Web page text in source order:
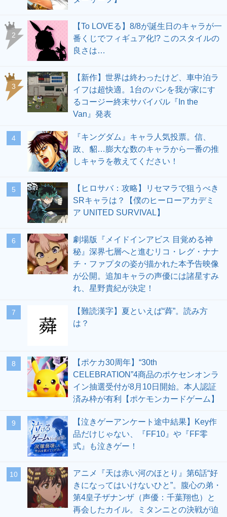
2
【To LOVEる】8/8が誕生日のキャラが一
番くじでフィギュア化!? このスタイルの
良さは…
3
【新作】世界は終わったけど、車中泊ラ
イフは超快適。1台のバンを我が家にす
るコージー終末サバイバル『In the
Van』発表
4
『キングダム』キャラ人気投票。信、
政、貂…膨大な数のキャラから一番の推
しキャラを教えてください！
5
【ヒロサバ：攻略】リセマラで狙うべき
SRキャラは？【僕のヒーローアカデミ
ア UNITED SURVIVAL】
6
劇場版『メイドインアビス 目覚める神
秘』深界七層へと進むリコ・レグ・ナナ
チ・ファプタの姿が描かれた本予告映像
が公開。追加キャラの声優には諸星すみ
れ、星野貴紀が決定！
7
【難読漢字】夏といえば“蕣”。読み方
は？
8
【ポケカ30周年】“30th
CELEBRATION”4商品のポケセンオンラ
イン抽選受付が8月10日開始。本人認証
済み枠が有利【ポケモンカードゲーム】
9
【泣きゲーアンケート途中結果】Key作
品だけじゃない、『FF10』や『FF零
式』も泣きゲー！
10
アニメ『天は赤い河のほとり』第6話“好
きになってはいけないひと”。腹心の弟・
第4皇子ザナンザ（声優：千葉翔也）と
再会したカイル。ミタンニとの決戦が迫